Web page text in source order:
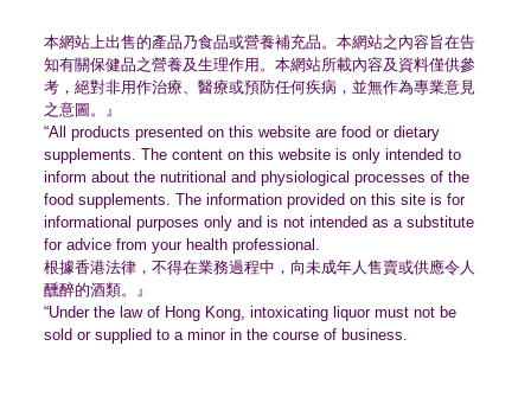
本網站上出售的產品乃食品或營養補充品。 本網站之內容旨在告
知有關保健品之營養及生理作用。 本網站所載內容及資料僅供參
考，絕對非用作治療、 醫療或預防任何疾病，並無作為專業意見
之意圖。』
“All products presented on this website are food or dietary
supplements. The content on this website is only intended to
inform about the nutritional and physiological processes of the
food supplements. The information provided on this site is for
informational purposes only and is not intended as a substitute
for advice from your health professional.
根據香港法律，不得在業務過程中， 向未成年人售賣或供應令人
醺醉的酒類。』
“Under the law of Hong Kong, intoxicating liquor must not be
sold or supplied to a minor in the course of business.